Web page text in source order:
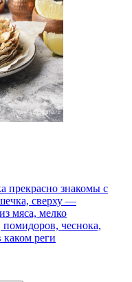
прекрасно знакомы с
сверху —
мяса, мелко
чеснока,
каком реги